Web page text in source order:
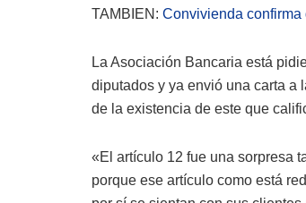
TAMBIEN: Convivienda confirma
La Asociación Bancaria está
diputados y ya envió una carta a
de la existencia de este que
«El artículo 12 fue una sorpresa
porque ese artículo como está